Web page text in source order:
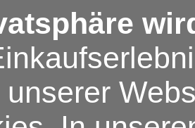
unserer